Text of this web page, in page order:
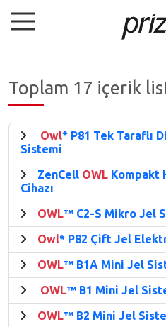
Toplam 17 içerik
Owl* P81 Tek Taraflı
Sistemi
ZenCell OWL Kompakt
Cihazı
OWL™ C2-S Mikro Jel
Owl* P82 Çift Jel
OWL™ B1A Mini Jel
OWL™ B1 Mini Jel
OWL™ B2 Mini Jel